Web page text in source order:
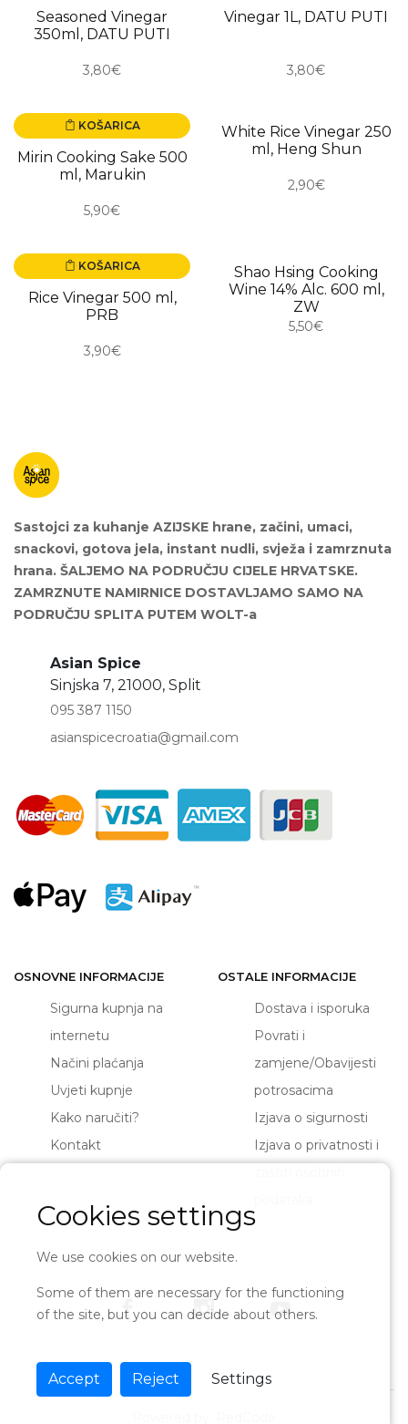
Cookies settings
We use cookies on our website.
Some of them are necessary for the functioning
of the site, but you can decide about others.
Accept Reject Settings
USKORO
Seasoned Vinegar
350ml, DATU PUTI
3,80€
USKORO
Vinegar 1L, DATU PUTI
3,80€
KOŠARICA
Mirin Cooking Sake 500
ml, Marukin
5,90€
USKORO
White Rice Vinegar 250
ml, Heng Shun
2,90€
KOŠARICA
Rice Vinegar 500 ml,
PRB
3,90€
USKORO
Shao Hsing Cooking
Wine 14% Alc. 600 ml,
ZW
5,50€
Sastojci za kuhanje AZIJSKE hrane, začini, umaci,
snackovi, gotova jela, instant nudli, svježa i zamrznuta
hrana. ŠALJEMO NA PODRUČJU CIJELE HRVATSKE.
ZAMRZNUTE NAMIRNICE DOSTAVLJAMO SAMO NA
PODRUČJU SPLITA PUTEM WOLT-a
Asian Spice
Sinjska 7, 21000, Split
095 387 1150
asianspicecroatia@gmail.com
OSNOVNE INFORMACIJE
Sigurna kupnja na
internetu
Načini plaćanja
Uvjeti kupnje
Kako naručiti?
Kontakt
OSTALE INFORMACIJE
Dostava i isporuka
Povrati i
zamjene/Obavijesti
potrosacima
Izjava o sigurnosti
Izjava o privatnosti i